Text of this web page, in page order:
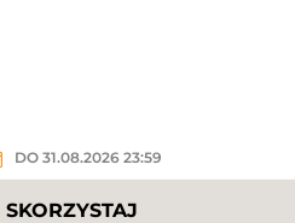
DO 31.08.2026 23:59
SKORZYSTAJ